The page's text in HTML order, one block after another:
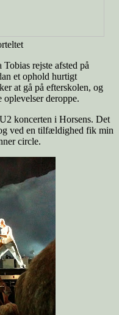
rejste afsted på
et ophold hurtigt
at gå på efterskolen, og
oplevelser deroppe.
koncerten i Horsens. Det
ved en tilfældighed fik min
circle.